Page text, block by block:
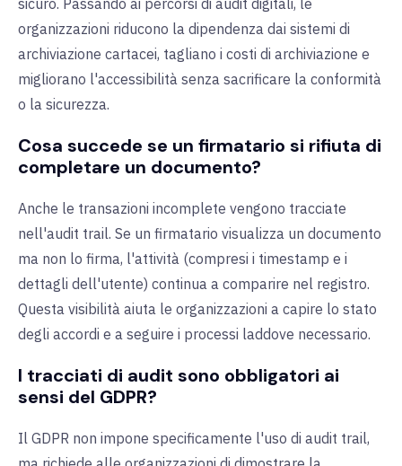
organizzazioni riducono la dipendenza dai sistemi di
archiviazione cartacei, tagliano i costi di archiviazione e
migliorano l'accessibilità senza sacrificare la conformità
o la sicurezza.
Cosa succede se un firmatario si rifiuta di
completare un documento?
Anche le transazioni incomplete vengono tracciate
nell'audit trail. Se un firmatario visualizza un documento
ma non lo firma, l'attività (compresi i timestamp e i
dettagli dell'utente) continua a comparire nel registro.
Questa visibilità aiuta le organizzazioni a capire lo stato
degli accordi e a seguire i processi laddove necessario.
I tracciati di audit sono obbligatori ai
sensi del GDPR?
Il GDPR non impone specificamente l'uso di audit trail,